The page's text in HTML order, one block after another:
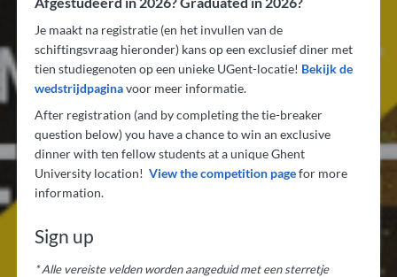
Je maakt na registratie (en het invullen van de
schiftingsvraag hieronder) kans op een exclusief diner met
tien studiegenoten op een unieke UGent-locatie! Bekijk de
wedstrijdpaginavoor meer informatie.
After registration (and by completing the tie-breaker
question below) you have a chance to win an exclusive
dinner with ten fellow students at a unique Ghent
University location! View the competition pagefor more
information.
Sign up
* Alle vereiste velden worden aangeduid met een sterretje